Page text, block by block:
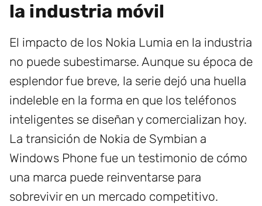
la industria móvil
El impacto de los Nokia Lumia en la industria
no puede subestimarse. Aunque su época de
esplendor fue breve, la serie dejó una huella
indeleble en la forma en que los teléfonos
inteligentes se diseñan y comercializan hoy.
La transición de Nokia de Symbian a
Windows Phone fue un testimonio de cómo
una marca puede reinventarse para
sobrevivir en un mercado competitivo.